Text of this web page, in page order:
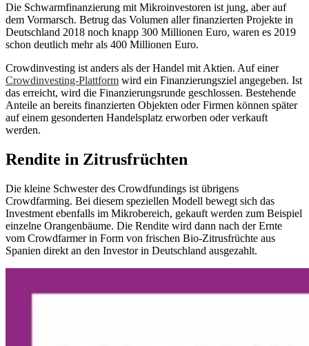
Die Schwarmfinanzierung mit Mikroinvestoren ist jung, aber auf
dem Vormarsch. Betrug das Volumen aller finanzierten Projekte in
Deutschland 2018 noch knapp 300 Millionen Euro, waren es 2019
schon deutlich mehr als 400 Millionen Euro.
Crowdinvesting ist anders als der Handel mit Aktien. Auf einer
Crowdinvesting-Plattform wird ein Finanzierungsziel angegeben. Ist
das erreicht, wird die Finanzierungsrunde geschlossen. Bestehende
Anteile an bereits finanzierten Objekten oder Firmen können später
auf einem gesonderten Handelsplatz erworben oder verkauft
werden.
Rendite in Zitrusfrüchten
Die kleine Schwester des Crowdfundings ist übrigens
Crowdfarming. Bei diesem speziellen Modell bewegt sich das
Investment ebenfalls im Mikrobereich, gekauft werden zum Beispiel
einzelne Orangenbäume. Die Rendite wird dann nach der Ernte
vom Crowdfarmer in Form von frischen Bio-Zitrusfrüchte aus
Spanien direkt an den Investor in Deutschland ausgezahlt.